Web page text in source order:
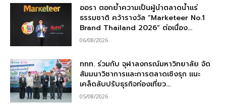
ออรา ตอกย้ำความเป็นผู้นำตลาดน้ำแร่
ธรรมชาติ คว้ารางวัล “Marketeer No.1
Brand Thailand 2026” ต่อเนื่อง...
06/08/2026
ททท. ร่วมกับ จุฬาลงกรณ์มหาวิทยาลัย จัด
สัมมนาวิชาการและการตลาดเชิงรุก แนะ
เคล็ดลับปรับธุรกิจท่องเที่ยว...
05/08/2026